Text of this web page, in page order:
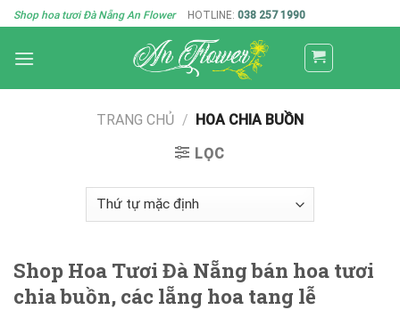
Skip
to
content
Shop hoa tươi Đà Nẵng An Flower HOTLINE: 038 257 1990
TRANG CHỦ / HOA CHIA BUỒN
LỌC
Shop Hoa Tươi Đà Nẵng bán hoa tươi
chia buồn, các lẵng hoa tang lễ